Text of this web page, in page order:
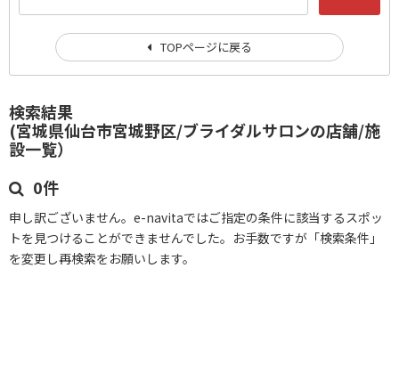
検索結果
(宮城県仙台市宮城野区/ブライダルサロンの店舗/施
設一覧）
0件
申し訳ございません。e-navitaではご指定の条件に該当するスポッ
トを見つけることができませんでした。お手数ですが「検索条件」
を変更し再検索をお願いします。
TOPページに戻る